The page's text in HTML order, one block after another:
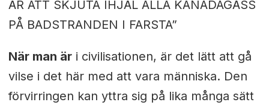
ÄR ATT SKJUTA IHJÄL ALLA KANADAGÄSS
PÅ BADSTRANDEN I FARSTA”
När man äri civilisationen, är det lätt att gå
vilse i det här med att vara människa. Den
förvirringen kan yttra sig på lika många sätt